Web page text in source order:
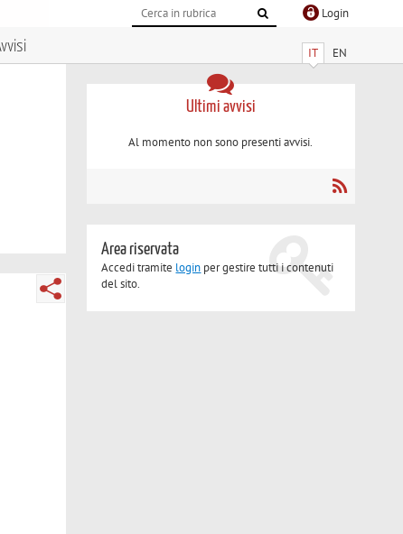
Login
IT EN
Ultimi avvisi
Al momento non sono presenti avvisi.
Area riservata
Accedi tramite login per gestire tutti i contenuti
del sito.